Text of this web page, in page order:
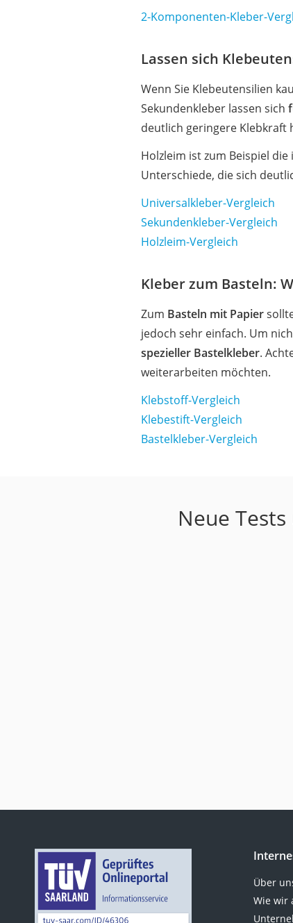
2-Komponenten-Kleber-
Lassen sich
Wenn Sie Klebeutensilien
Sekundenkleber lassen sich
deutlich geringere Klebkraft
Holzleim ist zum Beispiel
Unterschiede, die sich
Universalkleber-Vergleich
Sekundenkleber-Vergleich
Holzleim-Vergleich
Kleber zum Basteln:
Zum Basteln mit Papier
jedoch sehr einfach. Um
spezieller Bastelkleber.
weiterarbeiten möchten.
Klebstoff-Vergleich
Klebestift-Vergleich
Bastelkleber-Vergleich
Neue
Über
Wie wir